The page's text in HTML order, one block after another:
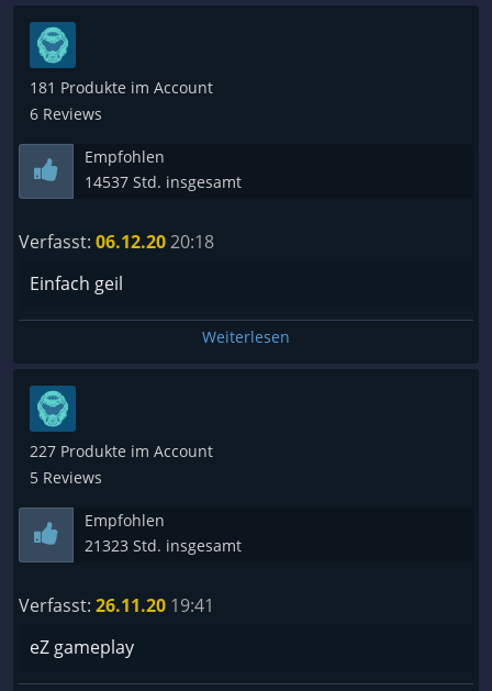
181 Produkte im Account
6 Reviews
Empfohlen
14537 Std. insgesamt
Verfasst: 06.12.2020:18
Einfach geil
Weiterlesen
227 Produkte im Account
5 Reviews
Empfohlen
21323 Std. insgesamt
Verfasst: 26.11.20 19:41
eZ gameplay